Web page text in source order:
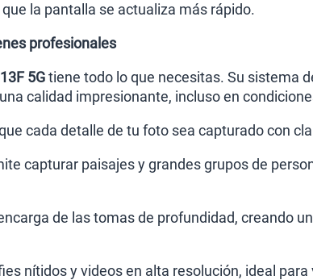
la pantalla se actualiza más rápido.
profesionales
5Gtiene todo lo que necesitas. Su sistema
calidad impresionante, incluso en
cada detalle de tu foto sea capturado con
capturar paisajes y grandes grupos de
de las tomas de profundidad, creando
nítidos y videos en alta resolución, ideal